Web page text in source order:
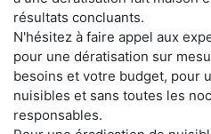
résultats concluants.
N'hésitez à faire appel aux
pour une dératisation sur
besoins et votre budget, pour
nuisibles et sans toutes les
responsables.